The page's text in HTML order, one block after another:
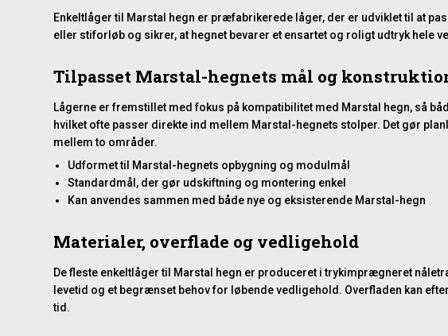
Enkeltlåger til Marstal hegn er præfabrikerede låger, der er udviklet til at
eller stiforløb og sikrer, at hegnet bevarer et ensartet og roligt udtryk hele
Tilpasset Marstal-hegnets mål og
Lågerne er fremstillet med fokus på kompatibilitet med Marstal hegn, så
hvilket ofte passer direkte ind mellem Marstal-hegnets stolper. Det gør
mellem to områder.
Udformet til Marstal-hegnets opbygning og modulmål
Standardmål, der gør udskiftning og montering enkel
Kan anvendes sammen med både nye og eksisterende Marstal-hegn
Materialer, overflade og vedligehold
De fleste enkeltlåger til Marstal hegn er produceret i trykimprægneret
levetid og et begrænset behov for løbende vedligehold. Overfladen kan
tid.